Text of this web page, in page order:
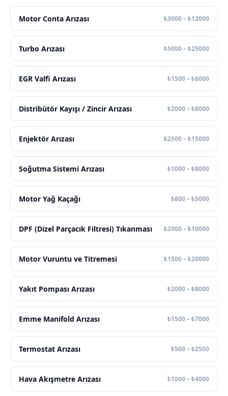
Motor Conta Arızası ₺3000 – ₺12000
Turbo Arızası ₺5000 – ₺25000
EGR Valfi Arızası ₺1500 – ₺6000
Distribütör Kayışı / Zincir Arızası ₺2000 – ₺8000
Enjektör Arızası ₺2500 – ₺15000
Soğutma Sistemi Arızası ₺1000 – ₺8000
Motor Yağ Kaçağı ₺800 – ₺5000
DPF (Dizel Parçacık Filtresi) Tıkanması ₺2000 – ₺10000
Motor Vuruntu ve Titremesi ₺1500 – ₺20000
Yakıt Pompası Arızası ₺2000 – ₺8000
Emme Manifold Arızası ₺1500 – ₺7000
Termostat Arızası ₺500 – ₺2500
Hava Akışmetre Arızası ₺1000 – ₺4000